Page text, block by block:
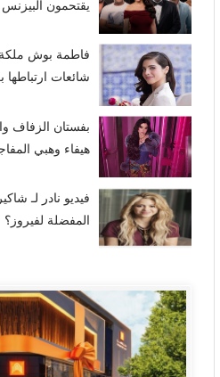
يقتحمون البيزنس
فاطمة بوش ملكة
شائعات ارتباطها
بفستان الزفاف
هيفاء وهبي
فيديو نادر لـ
المفضلة لفيروز؟